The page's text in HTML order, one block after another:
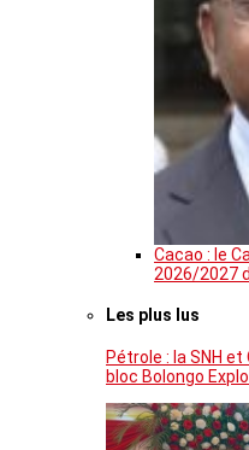
Cacao : le
2026/2027
Les plus lus
Pétrole : la SNH et
bloc Bolongo